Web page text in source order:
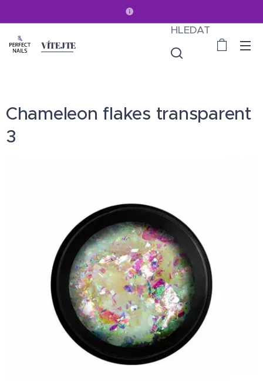
VÍTEJTE
HLEDAT
Chameleon flakes transparent
3